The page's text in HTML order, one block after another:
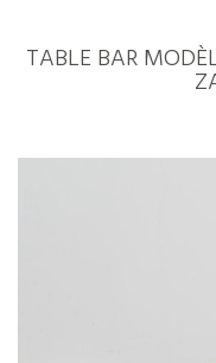
TABLE BAR